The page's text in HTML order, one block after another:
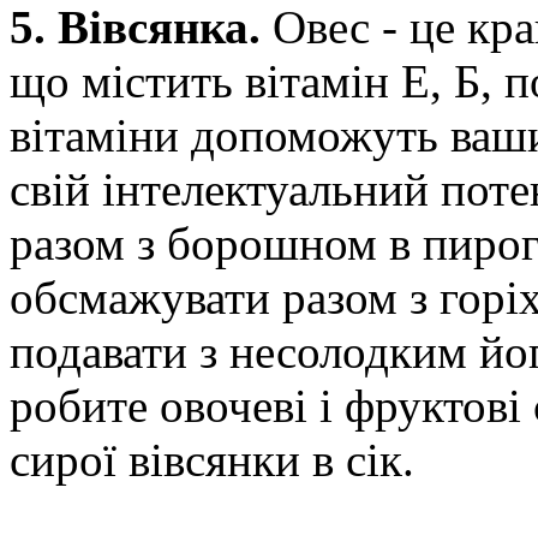
5. Вівсянка. Овес - це
що містить вітамін Е, Б,
вітаміни допоможуть
свій інтелектуальний
разом з борошном в
обсмажувати разом з
подавати з несолодким
робите овочеві і
сирої вівсянки в сік.